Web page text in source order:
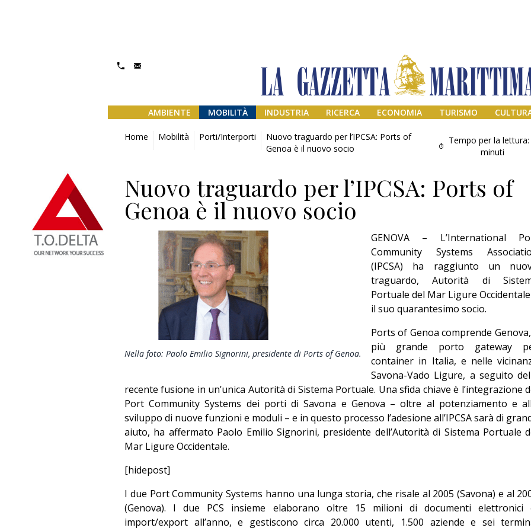
AMBIENTE MOBILITÀ INDUSTRIA RICERCA ECONOMIA TURISMO
Home Mobilità Porti/Interporti
Nuovo traguardo per l’IPCSA: Ports of
Genoa è il nuovo socio
Tempo per la lettura:
minuti
Nuovo traguardo per l’IPCSA: Ports of
Genoa è il nuovo socio
Nella foto: Paolo Emilio Signorini, presidente di Ports of Genoa.
GENOVA – L’International
Community Systems
(IPCSA) ha raggiunto un
traguardo, Autorità di
Portuale del Mar Ligure
il suo quarantesimo socio.
Ports of Genoa comprende
più grande porto gateway
container in Italia, e nelle
Savona-Vado Ligure, a seguito
recente fusione in un’unica Autorità di Sistema Portuale. Una sfida chiave è l’integrazione
Port Community Systems dei porti di Savona e Genova – oltre al potenziamento e
sviluppo di nuove funzioni e moduli – e in questo processo l’adesione all’IPCSA sarà di
aiuto, ha affermato Paolo Emilio Signorini, presidente dell’Autorità di Sistema Portuale
Mar Ligure Occidentale.
[hidepost]
I due Port Community Systems hanno una lunga storia, che risale al 2005 (Savona) e al
(Genova). I due PCS insieme elaborano oltre 15 milioni di documenti elettronici
import/export all’anno, e gestiscono circa 20.000 utenti, 1.500 aziende e sei
Addio amico
Giorgio
Editoriale